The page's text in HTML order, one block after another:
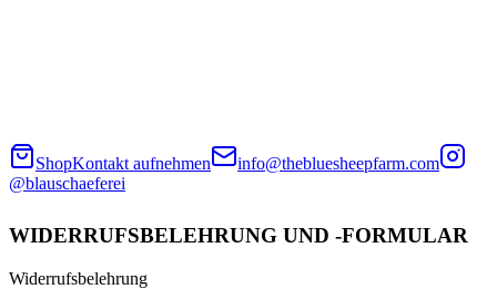
ShopKontakt aufnehmen
info@thebluesheepfarm.com
@blauschaeferei
WIDERRUFSBELEHRUNG UND -FORMULAR
Widerrufsbelehrung